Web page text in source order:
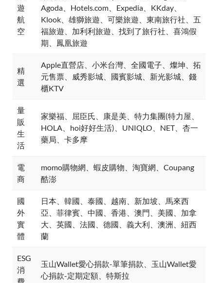
遊
航
空
Agoda、Hotels.com、Expedia、KKday、
Klook、雄獅旅遊、可樂旅遊、東南旅行社、五
福旅遊、加利利旅遊、找到了旅行社、喜鴻假
期、鳳凰旅遊
精
選
Apple直營店、小米台灣、全國電子、燦坤、拓
元售票、威秀影城、國賓影城、新光影城、錢
櫃KTV
量
販
生
活
家樂福、屈臣氏、康是美、特力集團(特力屋、
HOLA、hoi好好生活)、UNIQLO、NET、杏一
藥局、卡多摩
電
商
momo購物網、蝦皮購物、淘寶網、Coupang
酷澎
國
外
實
體
日本、韓國、泰國、越南、新加坡、馬來西
亞、菲律賓、中國、香港、澳門、美國、加拿
大、英國、法國、德國、義大利、澳洲、紐西
蘭
ESG
消
玉山Wallet愛心捐款-單筆捐款、玉山Wallet愛
心捐款-定期定額、特斯拉